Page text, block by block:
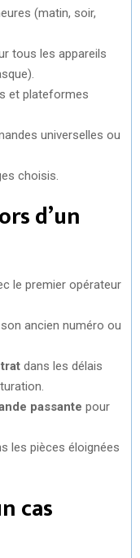
(matin, soir,
tous les appareils
et plateformes
universelles ou
choisis.
d’un
le premier opérateur
ancien numéro ou
dans les délais
passante pour
les pièces éloignées
cas